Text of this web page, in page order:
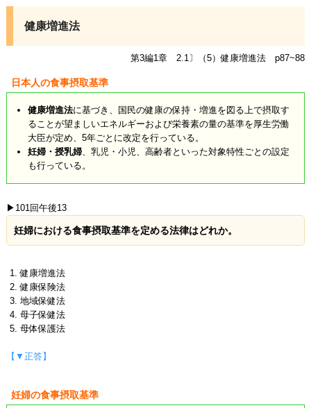
健康増進法
第3編1章 2.1〕（5）健康増進法 p87~88
日本人の食事摂取基準
健康増進法に基づき、国民の健康の保持・増進を図る上で摂取す
ることが望ましいエネルギーおよび栄養素の量の基準を厚生労働
大臣が定め、5年ごとに改定を行っている。
妊婦・授乳婦、乳児・小児、高齢者といった対象特性ごとの設定
も行っている。
▶101回午後13
妊婦における食事摂取基準を定める法律はどれか。
健康増進法
健康保険法
地域保健法
母子保健法
母体保護法
【▼正答】
妊婦の食事摂取基準